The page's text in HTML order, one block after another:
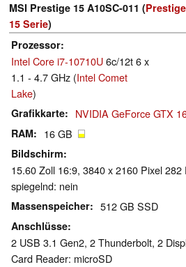
MSI Prestige 15 A10SC-011 (Prestige
15 Serie)
Prozessor
Intel Core i7-10710U6c/12t 6 x
1.1 - 4.7 GHz (Intel Comet
Lake)
Grafikkarte NVIDIA GeForce GTX
RAM 16 GB
Bildschirm
15.60 Zoll 16:9, 3840 x 2160 Pixel 282
spiegelnd: nein
Massenspeicher 512 GB SSD
Anschlüsse
2 USB 3.1 Gen2, 2 Thunderbolt, 2
Card Reader: microSD